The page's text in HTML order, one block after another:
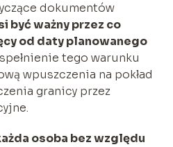
dokumentów
być ważny przez co
od daty planowanego
tego warunku
wpuszczenia na pokład
granicy przez
osoba bez względu